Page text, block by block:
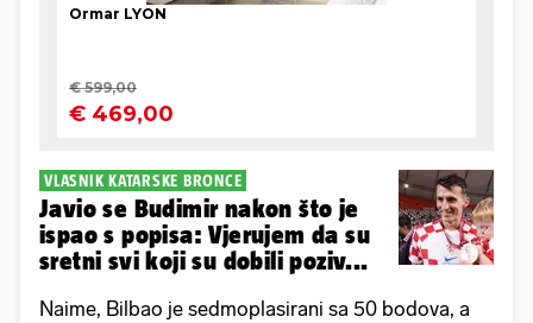
VLASNIK KATARSKE BRONCE
Javio se Budimir nakon što je
ispao s popisa: Vjerujem da su
sretni svi koji su dobili poziv...
Naime, Bilbao je sedmoplasirani sa 50 bodova, a